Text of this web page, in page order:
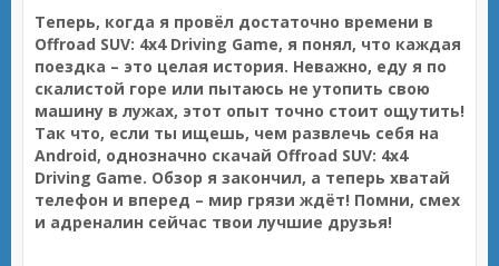
Теперь, когда я провёл достаточно времени в
Offroad SUV: 4x4 Driving Game, я понял, что каждая
поездка – это целая история. Неважно, еду я по
скалистой горе или пытаюсь не утопить свою
машину в лужах, этот опыт точно стоит ощутить!
Так что, если ты ищешь, чем развлечь себя на
Android, однозначно скачай Offroad SUV: 4x4
Driving Game. Обзор я закончил, а теперь хватай
телефон и вперед – мир грязи ждёт! Помни, смех
и адреналин сейчас твои лучшие друзья!